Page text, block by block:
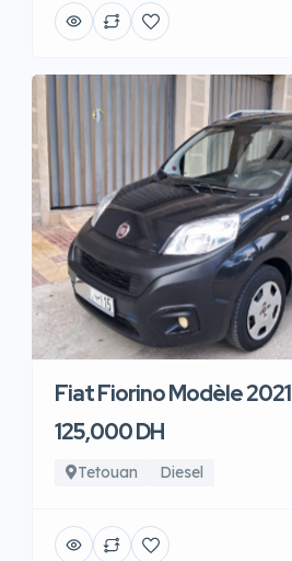
Fiat Fiorino Modèle 2021
125,000 DH
Tetouan Diesel